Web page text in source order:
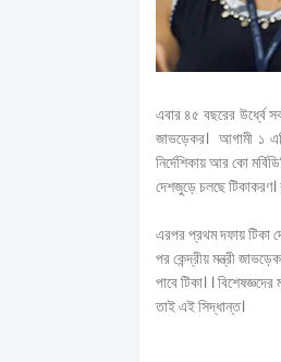
এবার ৪৫ বছরের উর্ধ্বে
জাভড়েকর। আগামী ১
নির্দেশিকায় আর কো
দেশজুড়ে চলছে টিকাকরণ।
এরপর প্রথম দফায় টিকা
পর কেন্দ্রীয় মন্ত্রী
পাবে টিকা। ।
তাই এই সিদ্ধান্ত।